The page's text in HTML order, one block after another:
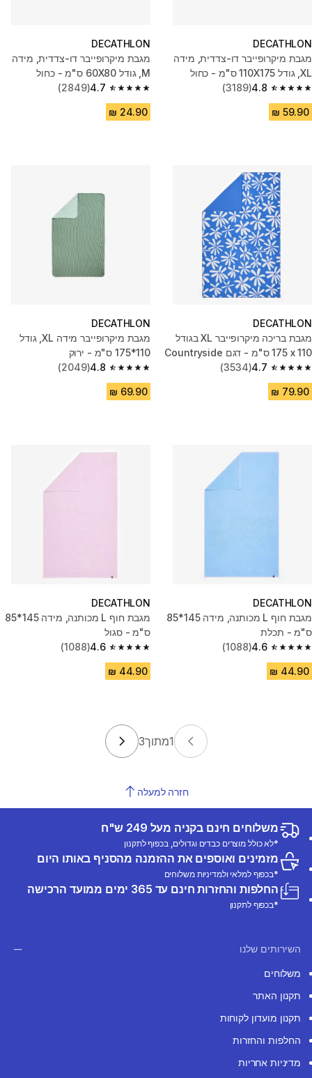
DECATHLON
מגבת מיקרופייבר דו-צדדית, מידה
XL, גודל 110X175 ס"מ - כחול
4.8
4.8 out of 5 stars from 3189 reviews
(3189)
DECATHLON
מגבת מיקרופייבר דו-צדדית, מידה
M, גודל 60X80 ס"מ - כחול
4.7
4.7 out of 5 stars from 2849 reviews
(2849)
DECATHLON
מגבת בריכה מיקרופייבר XL בגודל
110 x ‏175 ס"מ - דגם Countryside
בצבע כחול 4.7
4.7 out of 5 stars from 3534 reviews
(3534)
DECATHLON
מגבת מיקרופייבר מידה XL, גודל
110*175 ס"מ - ירוק
4.8
4.8 out of 5 stars from 2049 reviews
(2049)
DECATHLON
מגבת חוף L מכותנה, מידה 145*85
ס"מ - תכלת
4.6
4.6 out of 5 stars from 1088 reviews
(1088)
DECATHLON
מגבת חוף L מכותנה, מידה 145*85
ס"מ - סגול
4.6
4.6 out of 5 stars from 1088 reviews
(1088)
1מתוך3
חזרה למעלה
משלוחים חינם בקניה מעל 249 ש"ח
*לא כולל מוצרים כבדים וגדולים, בכפוף לתקנון
מזמינים ואוספים את ההזמנה מהסניף באותו היום
*בכפוף למלאי ולמדיניות משלוחים
החלפות והחזרות חינם עד 365 ימים ממועד הרכישה
*בכפוף לתקנון
השירותים שלנו
משלוחים
תקנון האתר
תקנון מועדון לקוחות
החלפות והחזרות
מדיניות אחריות